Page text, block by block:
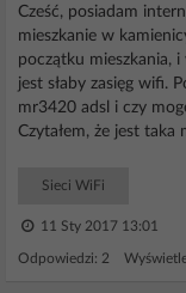
Cześć, posiadam
mieszkanie w
początku mieszkania,
jest słaby zasięg wifi.
mr3420 adsl i czy
Czytałem, że jest taka
Sieci WiFi
11 Sty 2017 13:01
Odpowiedzi: 2